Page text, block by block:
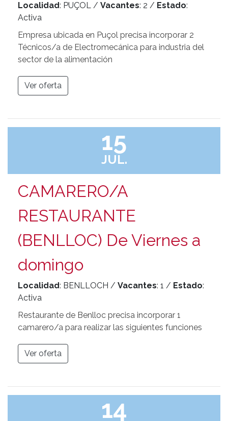
Localidad: PUÇOL / Vacantes: 2 / Estado:
Activa
Empresa ubicada en Puçol precisa incorporar 2
Técnicos/a de Electromecánica para industria del
sector de la alimentación
Ver oferta
15
JUL.
CAMARERO/A
RESTAURANTE
(BENLLOC) De Viernes a
domingo
Localidad: BENLLOCH / Vacantes: 1 / Estado:
Activa
Restaurante de Benlloc precisa incorporar 1
camarero/a para realizar las siguientes funciones
Ver oferta
14